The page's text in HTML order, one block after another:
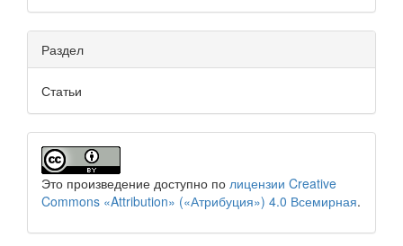
Раздел
Статьи
Это произведение доступно по лицензии Creative
Commons «Attribution» («Атрибуция») 4.0 Всемирная.